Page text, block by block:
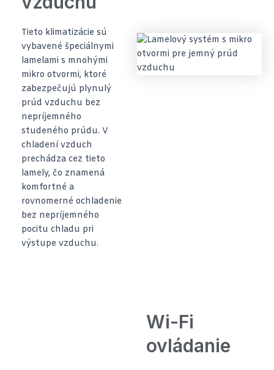
Tieto klimatizácie sú
vybavené špeciálnymi
lamelami s mnohými
mikro otvormi, ktoré
zabezpečujú plynulý
prúd vzduchu bez
nepríjemného
studeného prúdu. V
chladení vzduch
prechádza cez tieto
lamely, čo znamená
komfortné a
rovnomerné ochladenie
bez nepríjemného
pocitu chladu pri
výstupe vzduchu.
Wi-Fi
ovládanie